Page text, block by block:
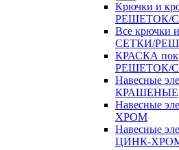
Крючки и
РЕШЕТОК/
Все крючки
СЕТКИ/
КРАСКА
РЕШЕТОК/
Навесные
КРАШЕНЫЕ
Навесные
ХРОМ
Навесные
ЦИНК-